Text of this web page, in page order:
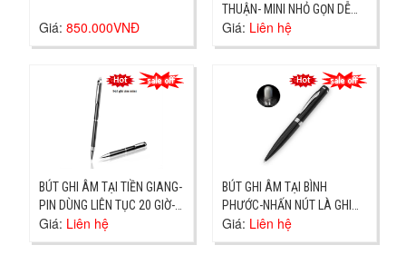
Giá:850.000VNĐ
THUẬN- MINI NHỎ GỌN DỄ
DÙNG- ĐỊA CHỈ PHAN RANG
Giá: Liên hệ
BÚT GHI ÂM TẠI TIỀN GIANG-
PIN DÙNG LIÊN TỤC 20 GIỜ-
ĐỊA CHỈ CHÂU THÀNH GIAO
TẬN NƠI
Giá: Liên hệ
BÚT GHI ÂM TẠI BÌNH
PHƯỚC-NHẤN NÚT LÀ GHI
ÂM- ĐỊA CHỈ ĐỒNG XOÀI
Giá: Liên hệ